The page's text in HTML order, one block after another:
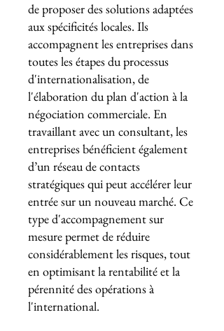
de proposer des solutions adaptées
aux spécificités locales. Ils
accompagnent les entreprises dans
toutes les étapes du processus
d'internationalisation, de
l'élaboration du plan d'action à la
négociation commerciale. En
travaillant avec un consultant, les
entreprises bénéficient également
d’un réseau de contacts
stratégiques qui peut accélérer leur
entrée sur un nouveau marché. Ce
type d'accompagnement sur
mesure permet de réduire
considérablement les risques, tout
en optimisant la rentabilité et la
pérennité des opérations à
l'international.